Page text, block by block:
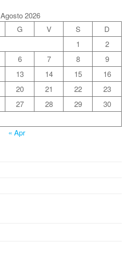
Agosto 2026
G V S
D
1
2
6 7 8
9
13 14 15
16
20 21 22
23
27 28 29
30
« Apr